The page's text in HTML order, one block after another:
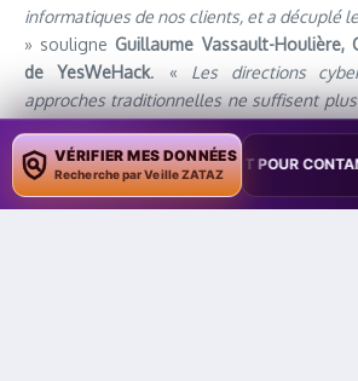
informatiques de nos clients, et a décuplé
» souligneGuillaume Vassault-Houlière,
de YesWeHack. « Les directions
approches traditionnelles ne suffisent
la hauteur de ces défis».
Une partie de l’investissement viendra
VÉRIFIER MES DONNÉES
Recherche par Veille ZATAZ
COPILOT POUR CONTAMINER DES